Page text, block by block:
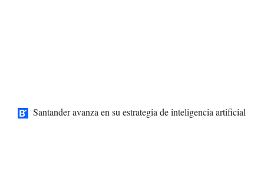
Santander avanza en su estrategia de inteligencia artificial